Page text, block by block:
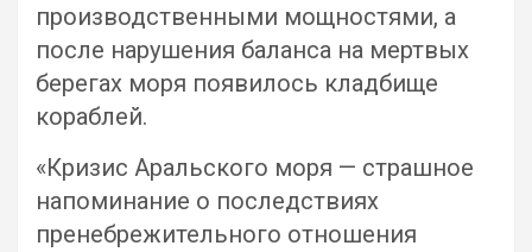
производственными мощностями, а
после нарушения баланса на мертвых
берегах моря появилось кладбище
кораблей.
«Кризис Аральского моря — страшное
напоминание о последствиях
пренебрежительного отношения